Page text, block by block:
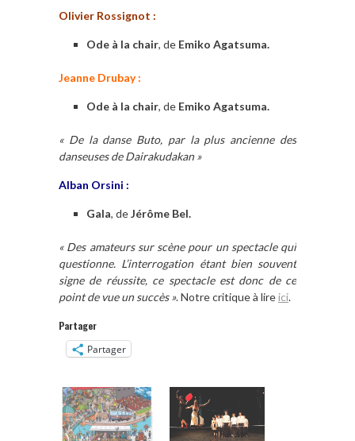
Olivier Rossignot :
Ode à la chair, de Emiko Agatsuma.
Jeanne Drubay :
Ode à la chair, de Emiko Agatsuma.
« De la danse Buto, par la plus ancienne des
danseuses de Dairakudakan »
Alban Orsini :
Gala, deJérôme Bel.
« Des amateurs sur scène pour un spectacle qui
questionne. L’interrogation étant bien souvent
signe de réussite, ce spectacle est donc de ce
point de vue un succès ». Notre critique à lireici.
Partager
Partager